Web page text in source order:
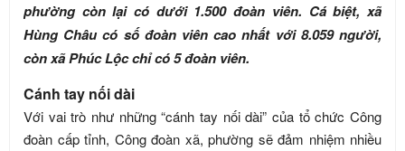
phường còn lại có dưới 1.500 đoàn viên. Cá biệt, xã
Hùng Châu có số đoàn viên cao nhất với 8.059 người,
còn xã Phúc Lộc chỉ có 5 đoàn viên.
Cánh tay nối dài
Với vai trò như những “cánh tay nối dài” của tổ chức Công
đoàn cấp tỉnh, Công đoàn xã, phường sẽ đảm nhiệm nhiều